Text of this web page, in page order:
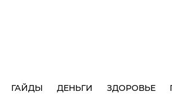
ГАЙДЫ ДЕНЬГИ ЗДОРОВЬЕ